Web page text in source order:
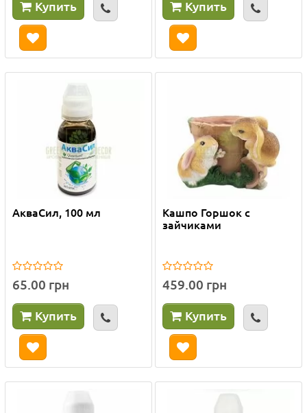
Купить Купить
АкваСил, 100 мл
65.00 грн
Купить
Кашпо Горшок с
зайчиками
459.00 грн
Купить